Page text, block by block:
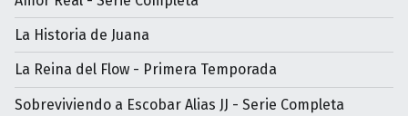
La Historia de Juana
La Reina del Flow - Primera Temporada
Sobreviviendo a Escobar Alias JJ - Serie Completa